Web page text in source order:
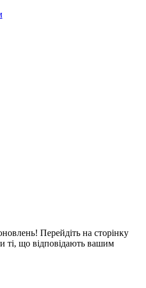
Перейдіть на сторінку
ті, що відповідають вашим